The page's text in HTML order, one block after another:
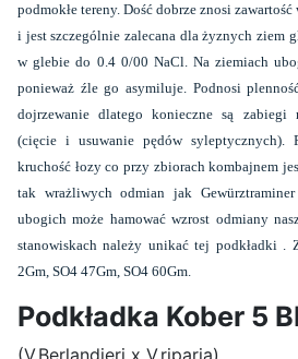
podmokłe tereny. Dość dobrze znosi
i jest szczególnie zalecana dla żyznych ziem
w glebie do 0.4 0/00 NaCl. Na ziemiach
ponieważ źle go asymiluje. Podnosi
dojrzewanie dlatego konieczne są zabiegi
(cięcie i usuwanie pędów syleptycznych).
kruchość łozy co przy zbiorach kombajnem
tak wrażliwych odmian jak
ubogich może hamować wzrost odmiany
stanowiskach należy unikać tej podkładki .
2Gm, SO4 47Gm, SO4 60Gm.
Podkładka Kober 5